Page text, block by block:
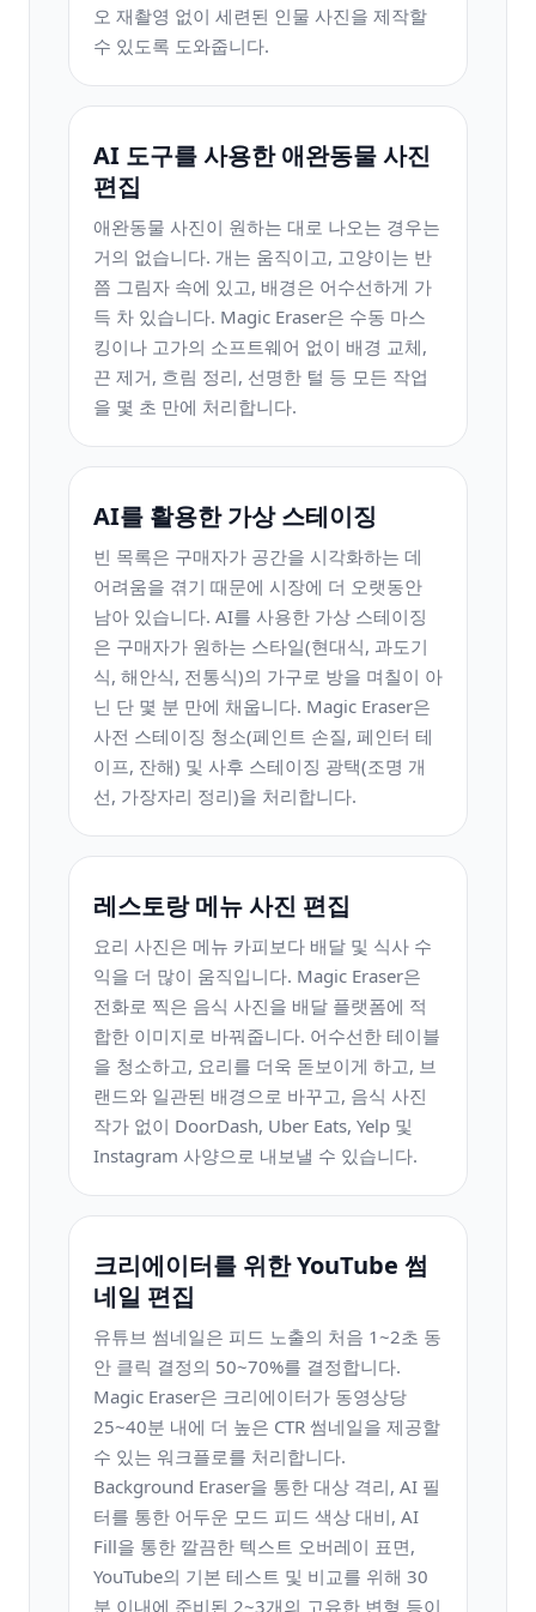
오 재촬영 없이 세련된 인물 사진을 제작할
수 있도록 도와줍니다.
AI 도구를 사용한 애완동물 사진
편집
애완동물 사진이 원하는 대로 나오는 경우는
거의 없습니다. 개는 움직이고, 고양이는 반
쯤 그림자 속에 있고, 배경은 어수선하게 가
득 차 있습니다. Magic Eraser은 수동 마스
킹이나 고가의 소프트웨어 없이 배경 교체,
끈 제거, 흐림 정리, 선명한 털 등 모든 작업
을 몇 초 만에 처리합니다.
AI를 활용한 가상 스테이징
빈 목록은 구매자가 공간을 시각화하는 데
어려움을 겪기 때문에 시장에 더 오랫동안
남아 있습니다. AI를 사용한 가상 스테이징
은 구매자가 원하는 스타일(현대식, 과도기
식, 해안식, 전통식)의 가구로 방을 며칠이 아
닌 단 몇 분 만에 채웁니다. Magic Eraser은
사전 스테이징 청소(페인트 손질, 페인터 테
이프, 잔해) 및 사후 스테이징 광택(조명 개
선, 가장자리 정리)을 처리합니다.
레스토랑 메뉴 사진 편집
요리 사진은 메뉴 카피보다 배달 및 식사 수
익을 더 많이 움직입니다. Magic Eraser은
전화로 찍은 음식 사진을 배달 플랫폼에 적
합한 이미지로 바꿔줍니다. 어수선한 테이블
을 청소하고, 요리를 더욱 돋보이게 하고, 브
랜드와 일관된 배경으로 바꾸고, 음식 사진
작가 없이 DoorDash, Uber Eats, Yelp 및
Instagram 사양으로 내보낼 수 있습니다.
크리에이터를 위한 YouTube 썸
네일 편집
유튜브 썸네일은 피드 노출의 처음 1~2초 동
안 클릭 결정의 50~70%를 결정합니다.
Magic Eraser은 크리에이터가 동영상당
25~40분 내에 더 높은 CTR 썸네일을 제공할
수 있는 워크플로를 처리합니다.
Background Eraser을 통한 대상 격리, AI 필
터를 통한 어두운 모드 피드 색상 대비, AI
Fill을 통한 깔끔한 텍스트 오버레이 표면,
YouTube의 기본 테스트 및 비교를 위해 30
분 이내에 준비된 2~3개의 고유한 변형 등이